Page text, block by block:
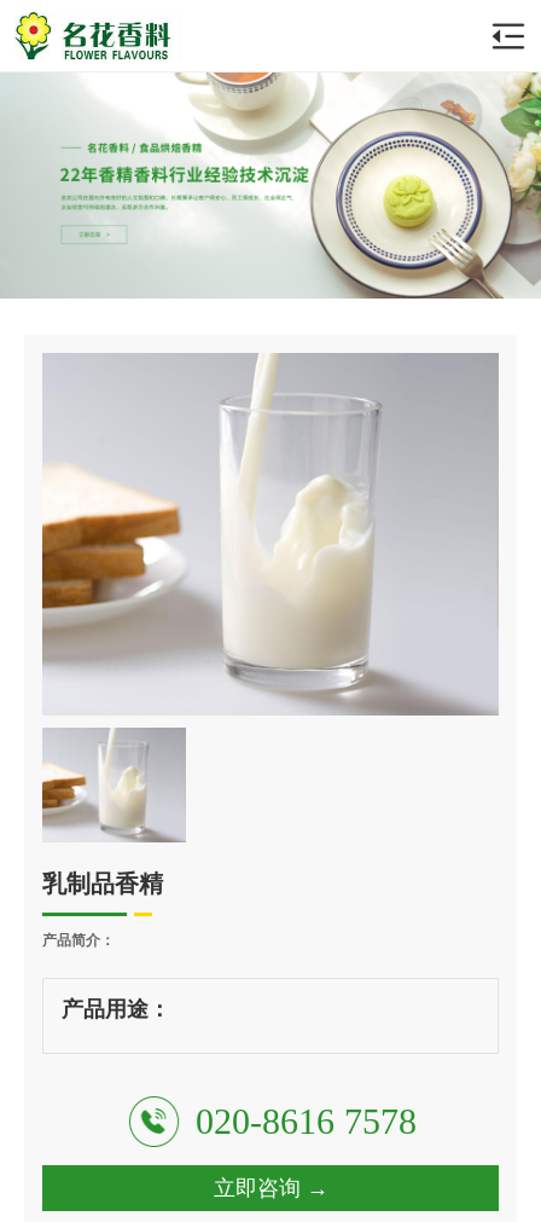
乳制品香精
产品简介：
产品用途：
立即咨询 →
020-8616 7578